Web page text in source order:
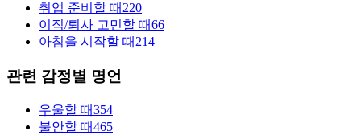
취업 준비할 때 220
이직/퇴사 고민할 때66
아침을 시작할 때 214
관련 감정별 명언
우울할 때354
불안할 때465